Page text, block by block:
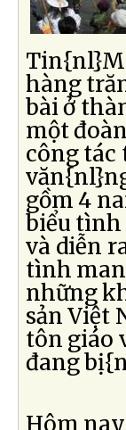
hàng
bài ở
một
công tác
gồm 4
biểu tình
và diễn
tình
những
sản Việt
tôn giáo
đang
Hôm